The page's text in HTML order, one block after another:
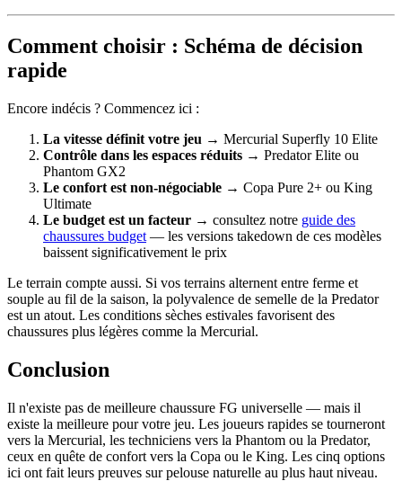
Comment choisir : Schéma de décision
rapide
Encore indécis ? Commencez ici :
La vitesse définit votre jeu → Mercurial Superfly 10 Elite
Contrôle dans les espaces réduits → Predator Elite ou
Phantom GX2
Le confort est non-négociable → Copa Pure 2+ ou King
Ultimate
Le budget est un facteur → consultez notre guide des
chaussures budget — les versions takedown de ces modèles
baissent significativement le prix
Le terrain compte aussi. Si vos terrains alternent entre ferme et
souple au fil de la saison, la polyvalence de semelle de la Predator
est un atout. Les conditions sèches estivales favorisent des
chaussures plus légères comme la Mercurial.
Conclusion
Il n'existe pas de meilleure chaussure FG universelle — mais il
existe la meilleure pour votre jeu. Les joueurs rapides se tourneront
vers la Mercurial, les techniciens vers la Phantom ou la Predator,
ceux en quête de confort vers la Copa ou le King. Les cinq options
ici ont fait leurs preuves sur pelouse naturelle au plus haut niveau.